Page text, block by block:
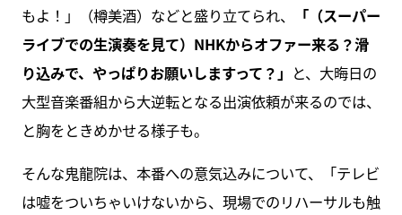
もよ！」（樽美酒）などと盛り立てられ、
「（スーパー
ライブでの生演奏を見て）NHKからオファー来る？滑
り込みで、やっぱりお願いしますって？」 と、大晦日の
大型音楽番組から大逆転となる出演依頼が来るのでは、
と胸をときめかせる様子も。
そんな鬼龍院は、本番への意気込みについて、「テレビ
は嘘をついちゃいけないから、現場でのリハーサルも触